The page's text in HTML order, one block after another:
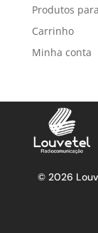
Produtos
Carrinho
Minha conta
© 2026